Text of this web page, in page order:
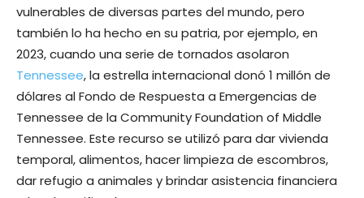
vulnerables de diversas partes del mundo, pero
también lo ha hecho en su patria, por ejemplo, en
2023, cuando una serie de tornados asolaron
Tennessee, la estrella internacional donó 1 millón de
dólares al Fondo de Respuesta a Emergencias de
Tennessee de la Community Foundation of Middle
Tennessee. Este recurso se utilizó para dar vivienda
temporal, alimentos, hacer limpieza de escombros,
dar refugio a animales y brindar asistencia financiera